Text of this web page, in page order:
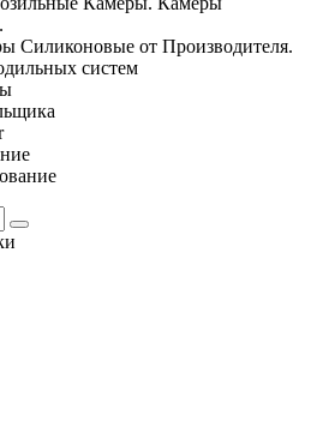
от Производителя.
систем